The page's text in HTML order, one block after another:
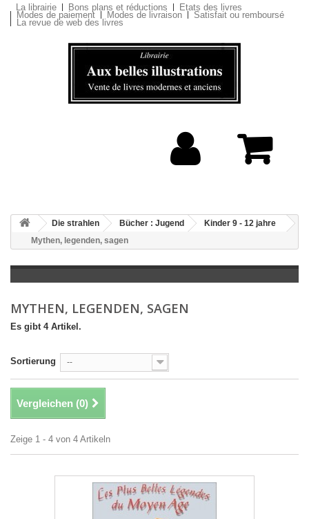
La librairie Bons plans et réductions Etats des livres
Modes de paiement Modes de livraison Satisfait ou remboursé
La revue de web des livres
Die strahlen Bücher : Jugend
Kinder 9 - 12 jahre
Mythen, legenden, sagen
MYTHEN, LEGENDEN, SAGEN
Es gibt 4 Artikel.
Sortierung --
Vergleichen (0)
Zeige 1 - 4 von 4 Artikeln